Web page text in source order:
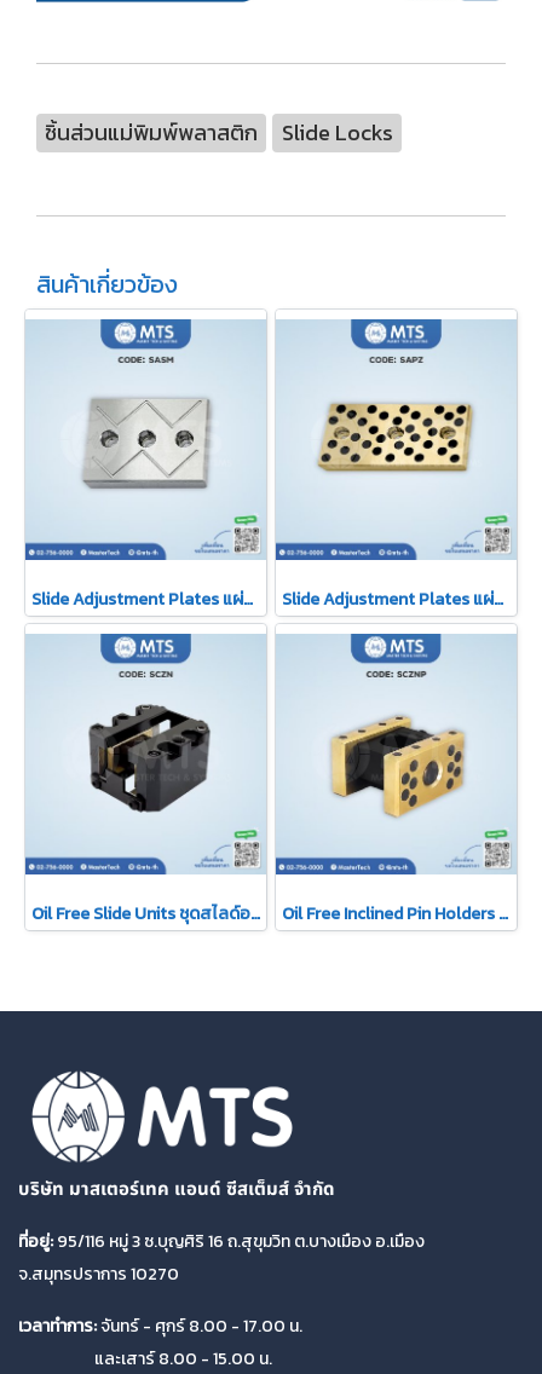
ชิ้นส่วนแม่พิมพ์พลาสติก Slide Locks
สินค้าเกี่ยวข้อง
Slide Adjustment Plates แผ่นเพลทปรับสไลด์ (Oil groove) Slide Adjustment Plates แผ่นเพลทปรับสไลด์ (Oil free)
Oil Free Slide Units ชุดสไลด์ออยฟรี Oil Free Inclined Pin Holders ชุดสไลด์ยึดพินเอียงออยฟรี
บริษัท มาสเตอร์เทค แอนด์ ซีสเต็มส์ จำกัด
ที่อยู่:95/116 หมู่ 3 ซ.บุญศิริ 16 ถ.สุขุมวิท ต.บางเมือง อ.เมือง
จ.สมุทรปราการ 10270
เวลาทำการ:จันทร์ - ศุกร์ 8.00 - 17.00 น.
และเสาร์ 8.00 - 15.00 น.